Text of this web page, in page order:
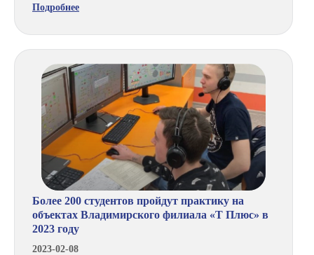
Подробнее
Более 200 студентов пройдут практику на
объектах Владимирского филиала «Т Плюс» в
2023 году
2023-02-08